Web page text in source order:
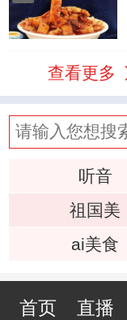
查看更多
听音
祖国美
ai美食
首页 直播